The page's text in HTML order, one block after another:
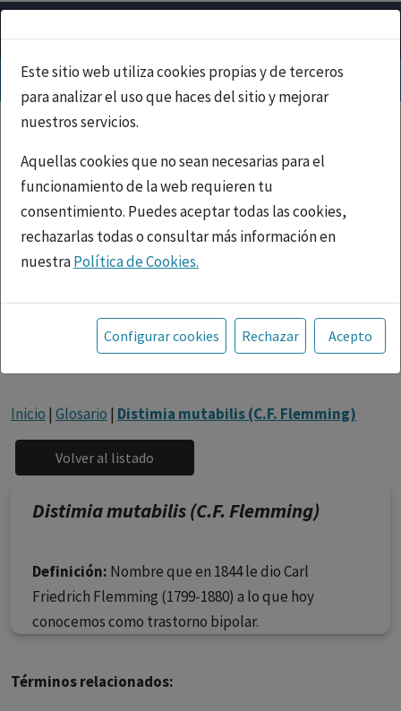
Este sitio web utiliza cookies propias y de terceros
para analizar el uso que haces del sitio y mejorar
nuestros servicios.
Aquellas cookies que no sean necesarias para el
funcionamiento de la web requieren tu
consentimiento. Puedes aceptar todas las cookies,
rechazarlas todas o consultar más información en
nuestraPolítica de Cookies.
Toda la información incluida en la Página Web está
referida a productos del mercado español y, por
tanto, dirigida a profesionales sanitarios legalmente
facultados para prescribir o dispensar medicamentos
fármacos se facilita a título meramente informativo,
siendo responsabilidad de los profesionales
facultados prescribir medicamentos y decidir, en cada
caso concreto, el tratamiento más adecuado a las
Configurar cookies Rechazar Acepto
Inicio | Glosario | Distimia mutabilis (C.F. Flemming)
Distimia mutabilis (C.F. Flemming)
Definición: Nombre que en 1844 le dio Carl
Friedrich Flemming (1799-1880) a lo que hoy
conocemos como trastorno bipolar.
Términos relacionados: